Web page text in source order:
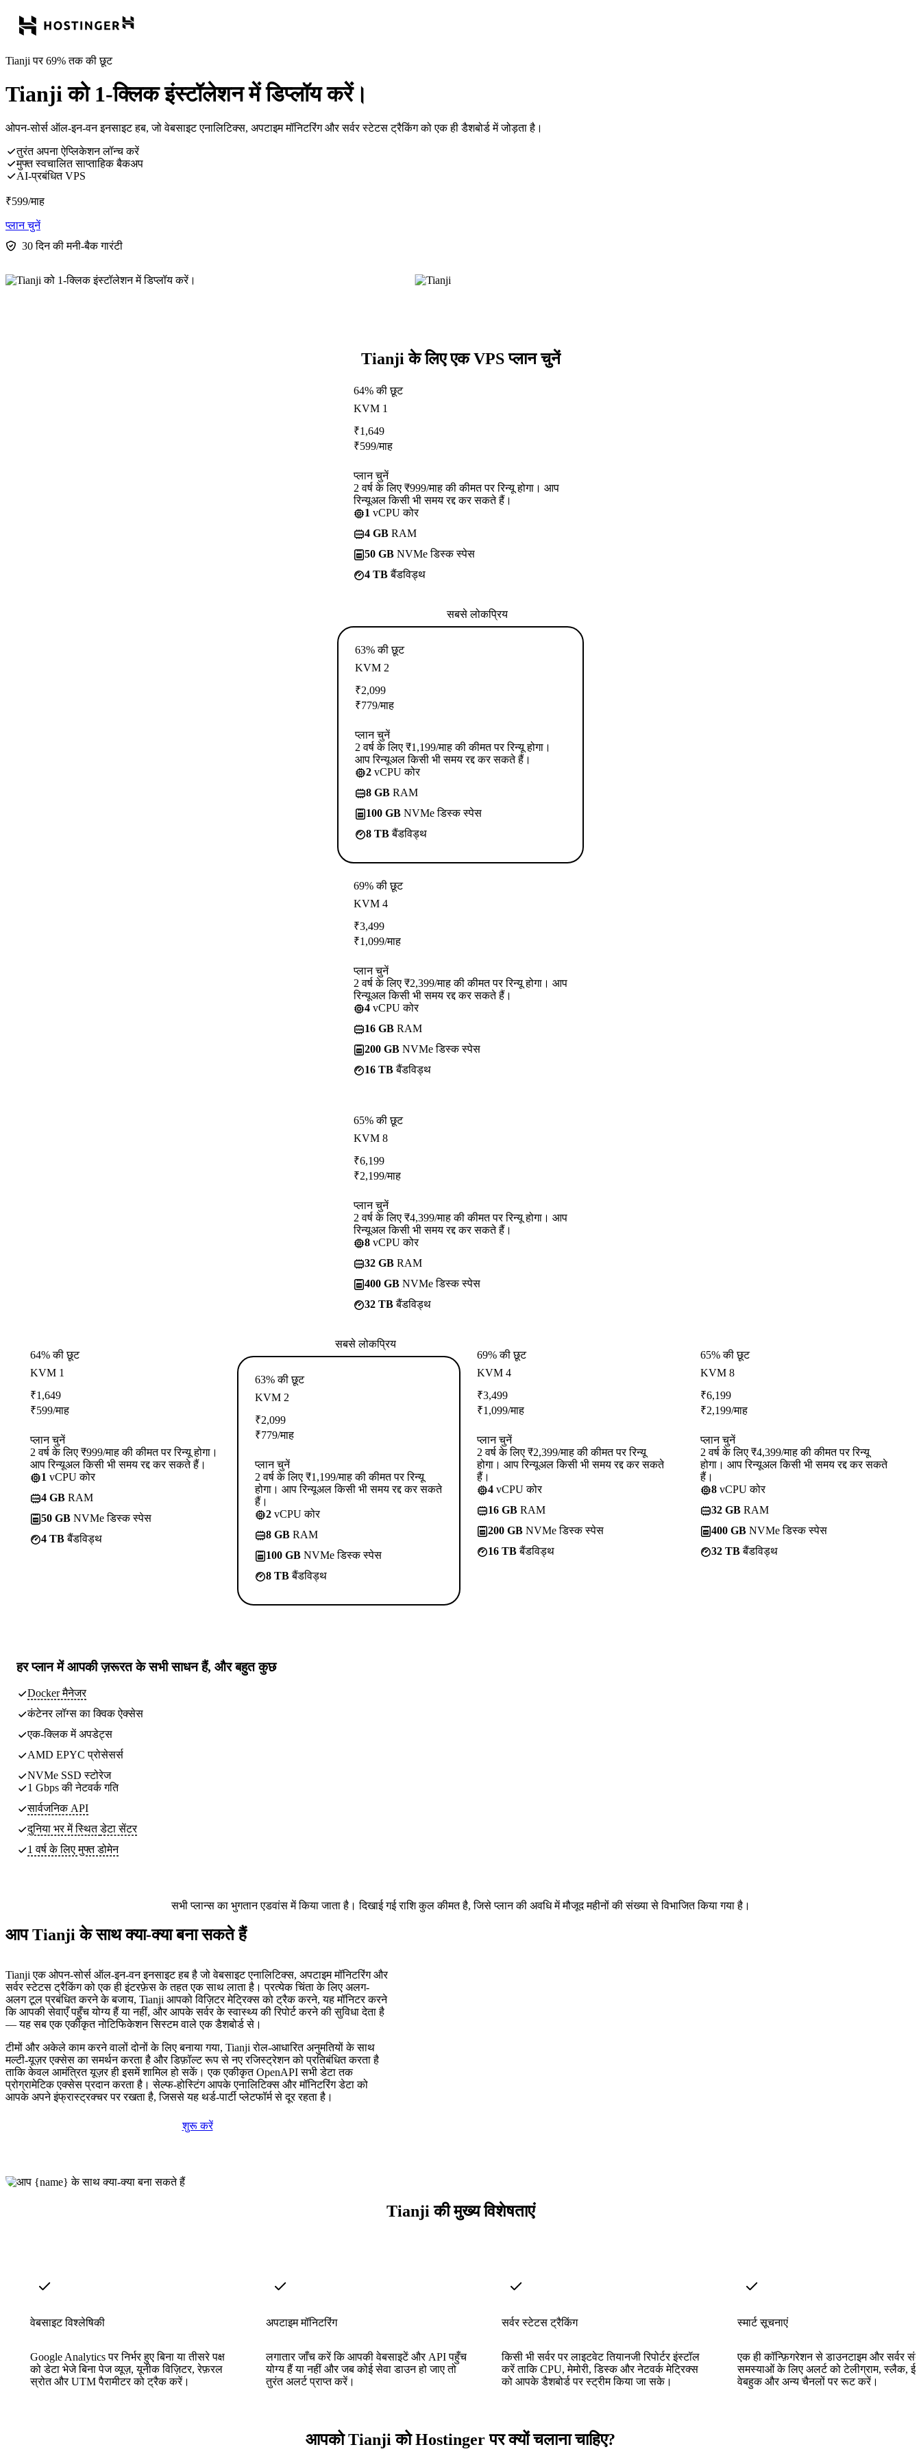
Tianji पर 69% तक की छूट
Tianji को 1-क्लिक इंस्टॉलेशन में डिप्लॉय करें।
ओपन-सोर्स ऑल-इन-वन इनसाइट हब, जो वेबसाइट एनालिटिक्स, अपटाइम मॉनिटरिंग और सर्वर स्टेटस ट्रैकिंग को एक ही डैशबोर्ड में जोड़ता है।
तुरंत अपना ऐप्लिकेशन लॉन्च करें
मुफ्त स्वचालित साप्ताहिक बैकअप
AI-प्रबंधित VPS
₹599/माह
प्लान चुनें
30 दिन की मनी-बैक गारंटी
Tianji के लिए एक VPS प्लान चुनें
64% की छूट
KVM 1
₹1,649
₹599/माह
प्लान चुनें
2 वर्ष के लिए ₹999/माह की कीमत पर रिन्यू होगा। आप
रिन्यूअल किसी भी समय रद्द कर सकते हैं।
1 vCPU कोर
4 GB RAM
50 GB NVMe डिस्क स्पेस
4 TBबैंडविड्थ
सबसे लोकप्रिय
63% की छूट
KVM 2
₹2,099
₹779/माह
प्लान चुनें
2 वर्ष के लिए ₹1,199/माह की कीमत पर रिन्यू होगा।
आप रिन्यूअल किसी भी समय रद्द कर सकते हैं।
2 vCPU कोर
8 GB RAM
100 GB NVMe डिस्क स्पेस
8 TBबैंडविड्थ
69% की छूट
KVM 4
₹3,499
₹1,099/माह
प्लान चुनें
2 वर्ष के लिए ₹2,399/माह की कीमत पर रिन्यू होगा। आप
रिन्यूअल किसी भी समय रद्द कर सकते हैं।
4 vCPU कोर
16 GB RAM
200 GB NVMe डिस्क स्पेस
16 TBबैंडविड्थ
65% की छूट
KVM 8
₹6,199
₹2,199/माह
प्लान चुनें
2 वर्ष के लिए ₹4,399/माह की कीमत पर रिन्यू होगा। आप
रिन्यूअल किसी भी समय रद्द कर सकते हैं।
8 vCPU कोर
32 GB RAM
400 GB NVMe डिस्क स्पेस
32 TBबैंडविड्थ
64% की छूट
KVM 1
₹1,649
₹599/माह
प्लान चुनें
2 वर्ष के लिए ₹999/माह की कीमत पर रिन्यू होगा।
आप रिन्यूअल किसी भी समय रद्द कर सकते हैं।
1 vCPU कोर
4 GB RAM
50 GB NVMe डिस्क स्पेस
4 TBबैंडविड्थ
सबसे लोकप्रिय
63% की छूट
KVM 2
₹2,099
₹779/माह
प्लान चुनें
2 वर्ष के लिए ₹1,199/माह की कीमत पर रिन्यू
होगा। आप रिन्यूअल किसी भी समय रद्द कर सकते
हैं।
2 vCPU कोर
8 GB RAM
100 GB NVMe डिस्क स्पेस
8 TBबैंडविड्थ
69% की छूट
KVM 4
₹3,499
₹1,099/माह
प्लान चुनें
2 वर्ष के लिए ₹2,399/माह की कीमत पर रिन्यू
होगा। आप रिन्यूअल किसी भी समय रद्द कर सकते
हैं।
4 vCPU कोर
16 GB RAM
200 GB NVMe डिस्क स्पेस
16 TBबैंडविड्थ
65% की छूट
KVM 8
₹6,199
₹2,199/माह
प्लान चुनें
2 वर्ष के लिए ₹4,399/माह की कीमत पर रिन्यू
होगा। आप रिन्यूअल किसी भी समय रद्द कर सकते
हैं।
8 vCPU कोर
32 GB RAM
400 GB NVMe डिस्क स्पेस
32 TBबैंडविड्थ
हर प्लान मेंआपकी ज़रूरत के सभी साधनहैं, और बहुत कुछ
Docker मैनेजर
कंटेनर लॉग्स का क्विक ऐक्सेस
एक-क्लिक में अपडेट्स
AMD EPYC प्रोसेसर्स
NVMe SSD स्टोरेज
1 Gbps की नेटवर्क गति
सार्वजनिक API
दुनिया भर में स्थितडेटा सेंटर
1 वर्ष के लिए मुफ्त डोमेन
सभी प्लान्स का भुगतान एडवांस में किया जाता है। दिखाई गई राशि कुल कीमत है, जिसे प्लान की अवधि में मौजूद महीनों की संख्या से विभाजित किया गया है।
आप Tianji के साथ क्या-क्या बना सकते हैं
Tianji एक ओपन-सोर्स ऑल-इन-वन इनसाइट हब है जो वेबसाइट एनालिटिक्स, अपटाइम मॉनिटरिंग और
सर्वर स्टेटस ट्रैकिंग को एक ही इंटरफ़ेस के तहत एक साथ लाता है। प्रत्येक चिंता के लिए अलग-
अलग टूल प्रबंधित करने के बजाय, Tianji आपको विज़िटर मेट्रिक्स को ट्रैक करने, यह मॉनिटर करने
कि आपकी सेवाएँ पहुँच योग्य हैं या नहीं, और आपके सर्वर के स्वास्थ्य की रिपोर्ट करने की सुविधा देता है
— यह सब एक एकीकृत नोटिफिकेशन सिस्टम वाले एक डैशबोर्ड से।
टीमों और अकेले काम करने वालों दोनों के लिए बनाया गया, Tianji रोल-आधारित अनुमतियों के साथ
मल्टी-यूज़र एक्सेस का समर्थन करता है और डिफ़ॉल्ट रूप से नए रजिस्ट्रेशन को प्रतिबंधित करता है
ताकि केवल आमंत्रित यूज़र ही इसमें शामिल हो सकें। एक एकीकृत OpenAPI सभी डेटा तक
प्रोग्रामेटिक एक्सेस प्रदान करता है। सेल्फ-होस्टिंग आपके एनालिटिक्स और मॉनिटरिंग डेटा को
आपके अपने इंफ्रास्ट्रक्चर पर रखता है, जिससे यह थर्ड-पार्टी प्लेटफॉर्म से दूर रहता है।
शुरू करें
Tianji की मुख्य विशेषताएं
वेबसाइट विश्लेषिकी
Google Analytics पर निर्भर हुए बिना या तीसरे पक्ष
को डेटा भेजे बिना पेज व्यूज़, यूनीक विज़िटर, रेफ़रल
स्रोत और UTM पैरामीटर को ट्रैक करें।
अपटाइम मॉनिटरिंग
लगातार जाँच करें कि आपकी वेबसाइटें और API पहुँच
योग्य हैं या नहीं और जब कोई सेवा डाउन हो जाए तो
तुरंत अलर्ट प्राप्त करें।
सर्वर स्टेटस ट्रैकिंग
किसी भी सर्वर पर लाइटवेट तियानजी रिपोर्टर इंस्टॉल
करें ताकि CPU, मेमोरी, डिस्क और नेटवर्क मेट्रिक्स
को आपके डैशबोर्ड पर स्ट्रीम किया जा सके।
स्मार्ट सूचनाएं
एक ही कॉन्फ़िगरेशन से डाउनटाइम और सर्वर
समस्याओं के लिए अलर्ट को टेलीग्राम, स्लैक,
वेबहुक और अन्य चैनलों पर रूट करें।
आपको Tianji को Hostinger पर क्यों चलाना चाहिए?